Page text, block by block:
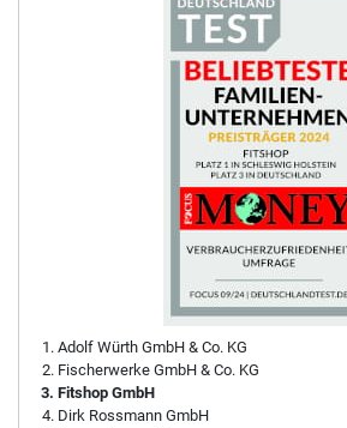
Adolf Würth GmbH & Co. KG
Fischerwerke GmbH & Co. KG
Fitshop GmbH
Dirk Rossmann GmbH